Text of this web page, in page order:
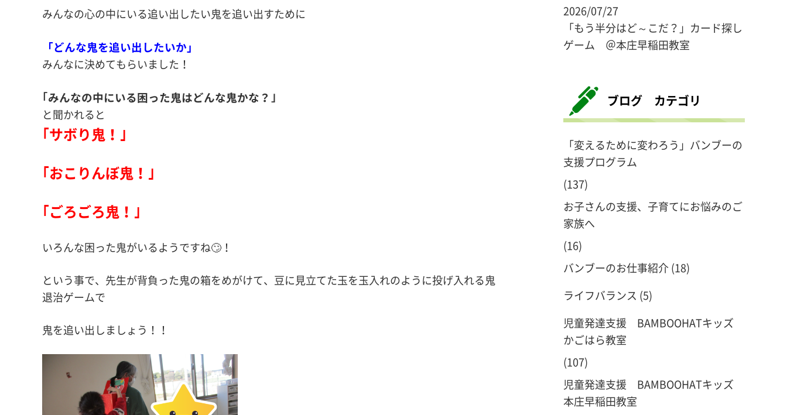
みんなの心の中にいる追い出したい鬼を追い出すために
「どんな鬼を追い出したいか」
みんなに決めてもらいました！
｢みんなの中にいる困った鬼はどんな鬼かな？｣
と聞かれると
｢サボり鬼！｣
｢おこりんぼ鬼！｣
｢ごろごろ鬼！｣
いろんな困った鬼がいるようですね🙄！
という事で、先生が背負った鬼の箱をめがけて、豆に見立てた玉を玉入れのように投げ入れる鬼
退治ゲームで
鬼を追い出しましょう！！
2026/07/27
「もう半分はど～こだ？」カード探し
ゲーム ＠本庄早稲田教室
ブログ カテゴリ
「変えるために変わろう」バンブーの
支援プログラム
(137)
お子さんの支援、子育てにお悩みのご
家族へ
(16)
バンブーのお仕事紹介(18)
ライフバランス (5)
児童発達支援 BAMBOOHATキッズ
かごはら教室
(107)
児童発達支援 BAMBOOHATキッズ
本庄早稲田教室